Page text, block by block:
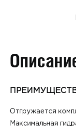
Отгружается
Максимальная